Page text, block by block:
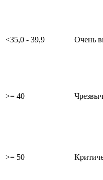
<35,0 - 39,9 Очень
>= 40
>= 50